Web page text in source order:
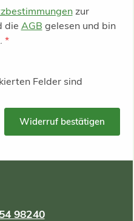
zur
die AGB gelesen und bin
*
Felder sind
Widerruf bestätigen
98240